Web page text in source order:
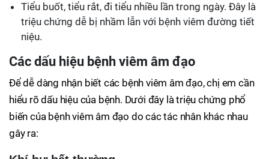
Tiểu buốt, tiểu rắt, đi tiểu nhiều lần trong ngày. Đây là
triệu chứng dễ bị nhầm lẫn với bệnh viêm đường tiết
niệu.
Các dấu hiệu bệnh viêm âm đạo
Để dễ dàng nhận biết các bệnh viêm âm đạo, chị em cần
hiểu rõ dấu hiệu của bệnh. Dưới đây là triệu chứng phổ
biến của bệnh viêm âm đạo do các tác nhân khác nhau
gây ra: